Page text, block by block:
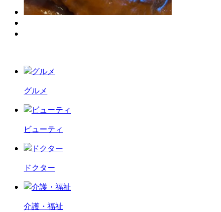
グルメ
ビューティ
ドクター
介護・福祉